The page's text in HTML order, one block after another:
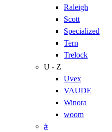
Raleigh
Scott
Specialized
Tern
Trelock
U - Z
Uvex
VAUDE
Winora
woom
#